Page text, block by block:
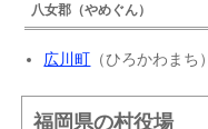
八女郡（やめぐん）
広川町 （ひろかわまち）
福岡県の村役場